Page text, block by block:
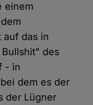
einem
das in
des
- in
dem es der
der Lügner